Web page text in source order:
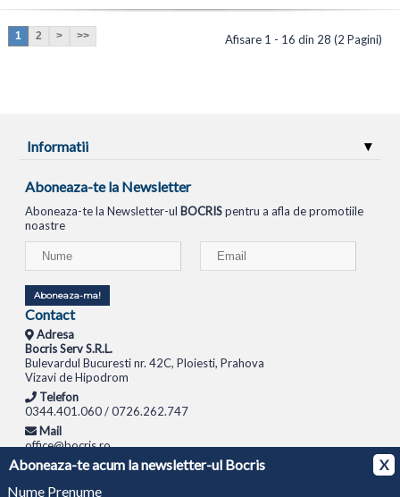
Aboneaza-te acum la newsletter-ul Bocris
X
Nume Prenume
1 2 > >> Afisare 1 - 16 din 28 (2 Pagini)
Informatii
Aboneaza-te la Newsletter
Aboneaza-te la Newsletter-ul BOCRISpentru a afla de promotiile
noastre
Aboneaza-ma!
Contact
Adresa
Bocris Serv S.R.L.
Bulevardul Bucuresti nr. 42C, Ploiesti, Prahova
Vizavi de Hipodrom
Telefon
0344.401.060 / 0726.262.747
Mail
office@bocris.ro
LAPTOPURI NETBOOK TABLETE MULTIFUNCTIONALE